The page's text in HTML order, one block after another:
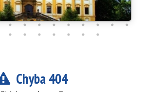
Chyba 404